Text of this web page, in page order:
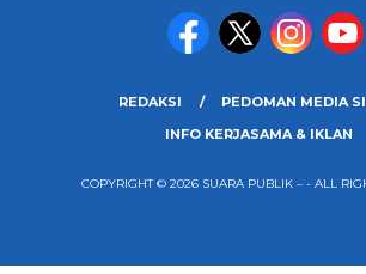
REDAKSI
PEDOMAN MEDIA
INFO KERJASAMA & IKLAN
COPYRIGHT © 2026 SUARA PUBLIK – - ALL